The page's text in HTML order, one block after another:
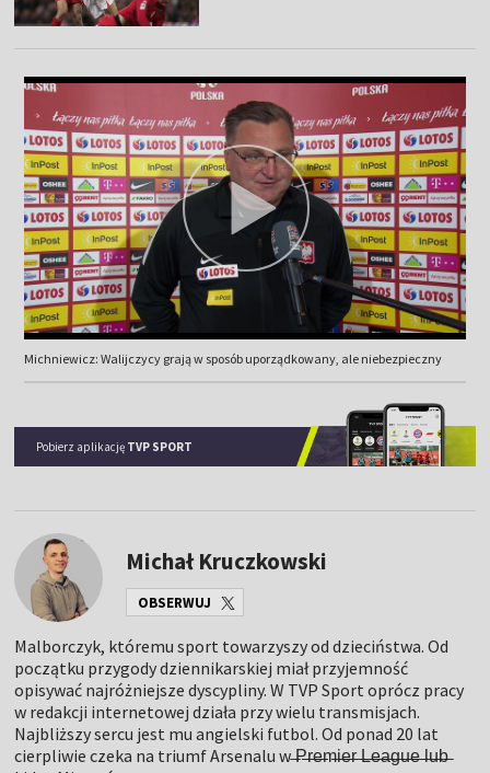
Michniewicz: Walijczycy grają w sposób uporządkowany, ale niebezpieczny
Pobierz aplikację TVP SPORT
Michał Kruczkowski
OBSERWUJ
Malborczyk, któremu sport towarzyszy od dzieciństwa. Od
początku przygody dziennikarskiej miał przyjemność
opisywać najróżniejsze dyscypliny. W TVP Sport oprócz pracy
w redakcji internetowej działa przy wielu transmisjach.
Najbliższy sercu jest mu angielski futbol. Od ponad 20 lat
cierpliwie czeka na triumf Arsenalu w ̶P̶̶̶r̶̶̶e̶̶̶m̶̶̶i̶̶̶e̶̶̶r̶̶̶ ̶̶̶L̶̶̶e̶̶̶a̶̶̶g̶̶̶u̶̶̶e̶̶̶ ̶l̶u̶b̶